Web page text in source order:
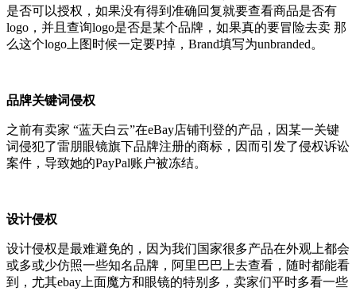
是否可以授权，如果没有得到准确回复就要查看商品是否有
logo，并且查询logo是否是某个品牌，如果真的要冒险去卖 那
么这个logo上图时候一定要P掉，Brand填写为unbranded。
品牌关键词侵权
之前有卖家 “蓝天白云”在eBay店铺刊登的产品，因某一关键
词侵犯了雷朋眼镜旗下品牌注册的商标，因而引发了侵权诉讼
案件，导致她的PayPal账户被冻结。
设计侵权
设计侵权是最难避免的，因为我们国家很多产品在外观上都会
或多或少仿照一些知名品牌，阿里巴巴上去查看，随时都能看
到，尤其ebay上面魔方和眼镜的特别多，卖家们平时多看一些